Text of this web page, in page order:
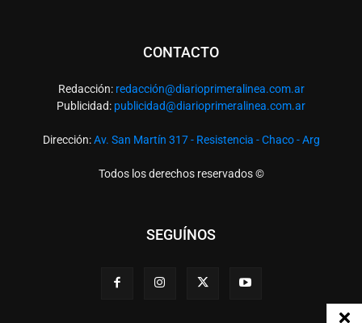
CONTACTO
Redacción: redacción@diarioprimeralinea.com.ar
Publicidad: publicidad@diarioprimeralinea.com.ar
Dirección:Av. San Martín 317 - Resistencia - Chaco - Arg
Todos los derechos reservados ©
SEGUÍNOS